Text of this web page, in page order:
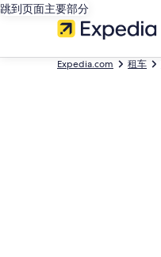
跳到页面主要部分
Expedia.com 租车